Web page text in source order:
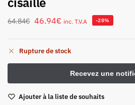
64.84€ 46.94€ inc. T.V.A -28%
Rupture de stock
Ajouter à la liste de souhaits